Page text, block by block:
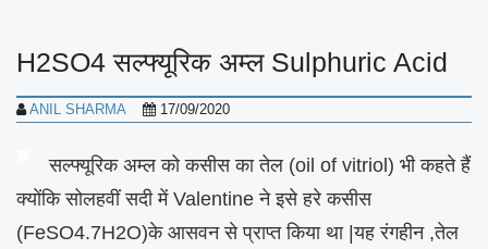
H2SO4 सल्फ्यूरिक अम्ल Sulphuric Acid
ANIL SHARMA 17/09/2020
सल्फ्यूरिक अम्ल को कसीस का तेल (oil of vitriol) भी कहते हैं
क्योंकि सोलहवीं सदी में Valentine ने इसे हरे कसीस
(FeSO4.7H2O)के आसवन से प्राप्त किया था |यह रंगहीन ,तेल